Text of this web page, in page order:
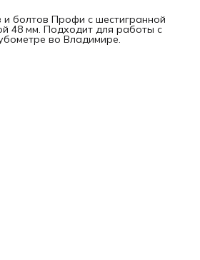
болтов Профи с шестигранной
48 мм. Подходит для работы с
во Владимире.